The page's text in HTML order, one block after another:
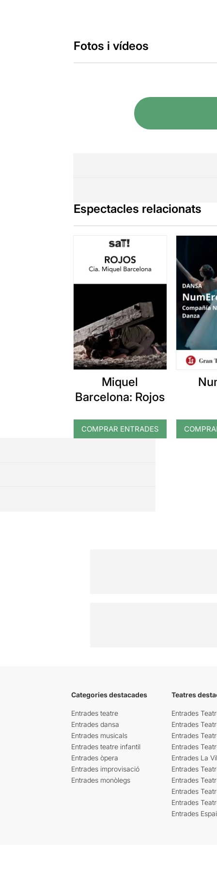
Fotos i vídeos
Espectacles relacionats
Miquel
Barcelona: Rojos
COMPRAR ENTRADES
Categories destacades
Entrades teatre
Entrades dansa
Entrades musicals
Entrades teatre infantil
Entrades òpera
Entrades improvisació
Entrades monòlegs
Teatres
Entrades
Entrades
Entrades
Entrades
Entrades La
Entrades
Entrades
Entrades
Entrades
Entrades